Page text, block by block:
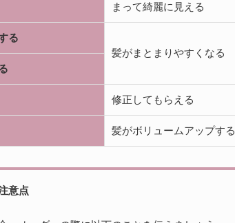
まって綺麗に見える
る
髪がまとまりやすくなる
修正してもらえる
髪がボリュームアップする
意点